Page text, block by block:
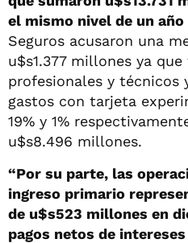
el mismo nivel de un
Seguros acusaron una
u$s1.377 millones ya
profesionales y técnicos
gastos con tarjeta
19% y 1%
u$s8.496 millones.
“Por su parte, las
ingreso primario
de u$s523 millones en
pagos netos de